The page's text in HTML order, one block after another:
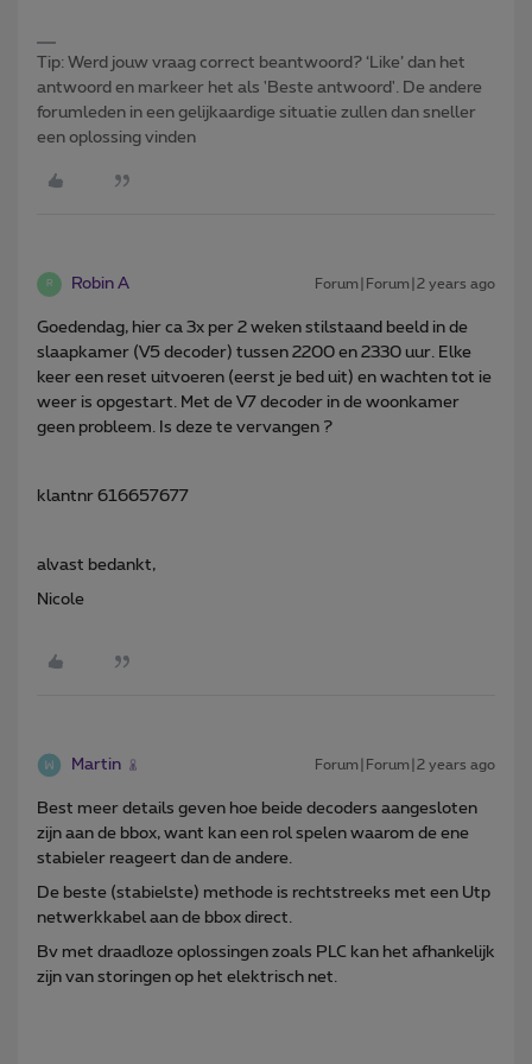
Tip: Werd jouw vraag correct beantwoord? ‘Like’ dan het
antwoord en markeer het als 'Beste antwoord'. De andere
forumleden in een gelijkaardige situatie zullen dan sneller
een oplossing vinden
R Robin A Forum|Forum|2 years ago
Goedendag, hier ca 3x per 2 weken stilstaand beeld in de
slaapkamer (V5 decoder) tussen 2200 en 2330 uur. Elke
keer een reset uitvoeren (eerst je bed uit) en wachten tot ie
weer is opgestart. Met de V7 decoder in de woonkamer
geen probleem. Is deze te vervangen ?
klantnr 616657677
alvast bedankt,
Nicole
Martin Forum|Forum|2 years ago
Best meer details geven hoe beide decoders aangesloten
zijn aan de bbox, want kan een rol spelen waarom de ene
stabieler reageert dan de andere.
De beste (stabielste) methode is rechtstreeks met een Utp
netwerkkabel aan de bbox direct.
Bv met draadloze oplossingen zoals PLC kan het afhankelijk
zijn van storingen op het elektrisch net.